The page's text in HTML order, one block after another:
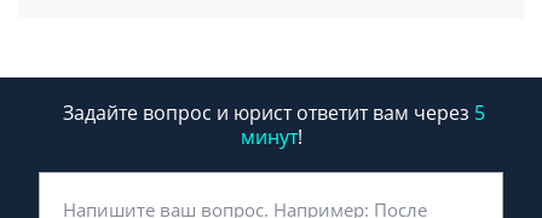
Задайте вопрос и юрист ответит вам через 5
минут!